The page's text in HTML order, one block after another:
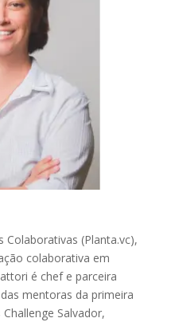
(Planta.vc),
colaborativa em
é chef e parceira
mentoras da primeira
Salvador,